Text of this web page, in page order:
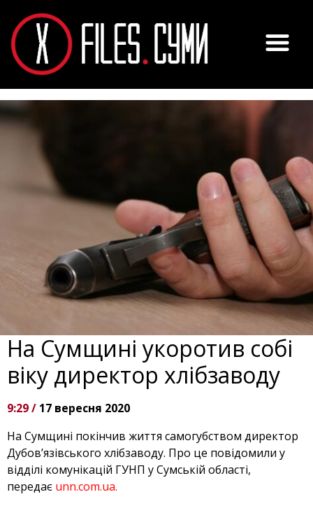
На Сумщині укоротив собі
віку директор хлібзаводу
9:29 / 17 вересня 2020
На Сумщині покінчив життя самогубством директор
Дубов’язівського хлібзаводу. Про це повідомили у
відділі комунікацій ГУНП у Сумській області,
передає unn.com.ua.